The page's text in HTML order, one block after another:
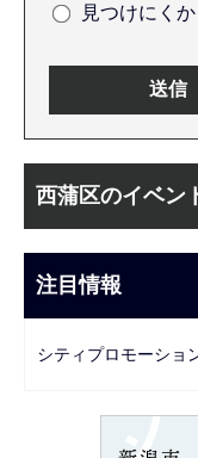
見つけにく
文
こ
ま
で
ブ
ビ
ー
西蒲区のイベン
注目情報
シティプロモーショ